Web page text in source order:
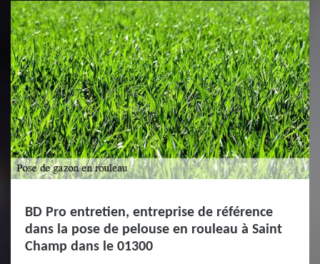
BD Pro entretien, entreprise de référence
dans la pose de pelouse en rouleau à Saint
Champ dans le 01300